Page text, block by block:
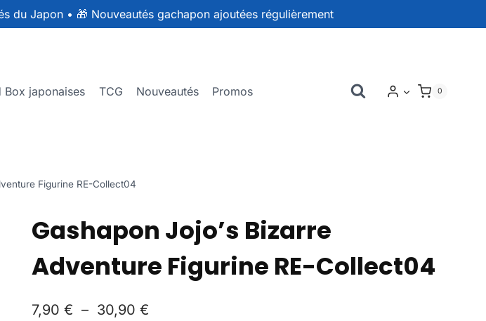
du Japon • 🎁 Nouveautés gachapon ajoutées régulièrement
Box japonaises TCG Nouveautés Promos 0
Figurine RE-Collect04
Gashapon Jojo’s Bizarre
Adventure Figurine RE-Collect04
7,90 € – 30,90 €